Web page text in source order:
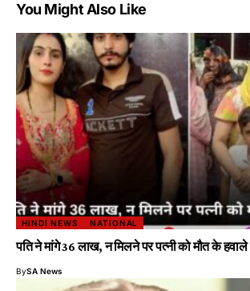
You Might Also Like
HINDI NEWS NATIONAL
पति ने मांगे 36 लाख, न मिलने पर पत्नी को मौत के हवाले
BySA News